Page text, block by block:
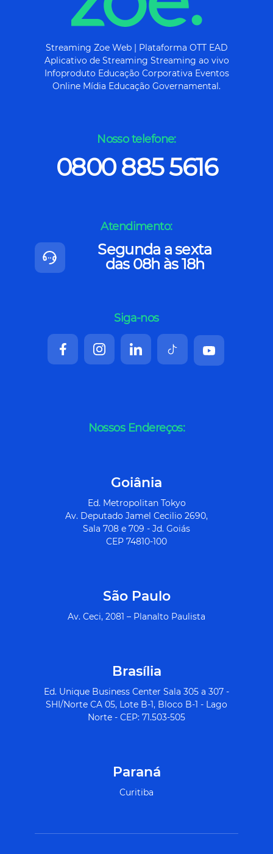
Streaming Zoe Web | Plataforma OTT EAD
Aplicativo de Streaming Streaming ao vivo
Infoproduto Educação Corporativa Eventos
Online Mídia Educação Governamental.
Nosso telefone:
0800 885 5616
Atendimento:
Segunda a sexta
das 08h às 18h
Siga-nos
Nossos Endereços:
Goiânia
Ed. Metropolitan Tokyo
Av. Deputado Jamel Cecilio 2690,
Sala 708 e 709 - Jd. Goiás
CEP 74810-100
São Paulo
Av. Ceci, 2081 – Planalto Paulista
Brasília
Ed. Unique Business Center Sala 305 a 307 -
SHI/Norte CA 05, Lote B-1, Bloco B-1 - Lago
Norte - CEP: 71.503-505
Paraná
Curitiba